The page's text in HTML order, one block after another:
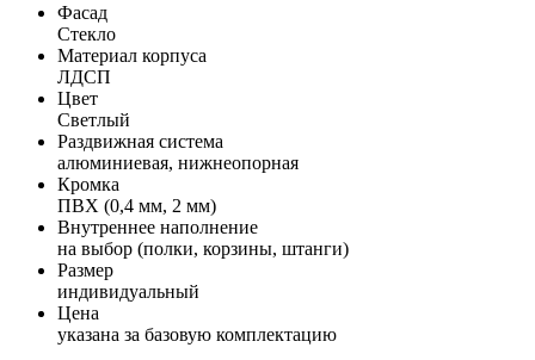
Фасад
Стекло
Материал корпуса
ЛДСП
Цвет
Светлый
Раздвижная система
алюминиевая, нижнеопорная
Кромка
ПВХ (0,4 мм, 2 мм)
Внутреннее наполнение
на выбор (полки, корзины, штанги)
Размер
индивидуальный
Цена
указана за базовую комплектацию